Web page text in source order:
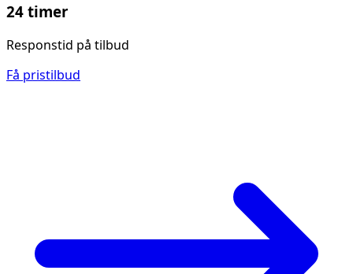
24 timer
Responstid på tilbud
Få pristilbud